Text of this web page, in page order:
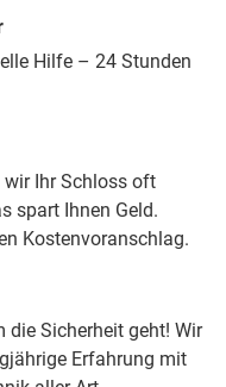
Hilfe – 24 Stunden
Ihr Schloss oft
spart Ihnen Geld.
Kostenvoranschlag.
die Sicherheit geht! Wir
Erfahrung mit